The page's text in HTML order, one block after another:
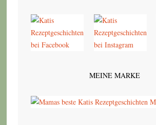
MEINE MARKE